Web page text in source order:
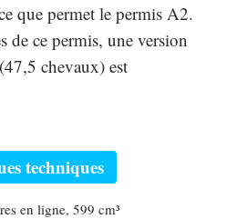
que permet le permis A2.
de ce permis, une version
chevaux) est
techniques
en ligne, 599 cm³